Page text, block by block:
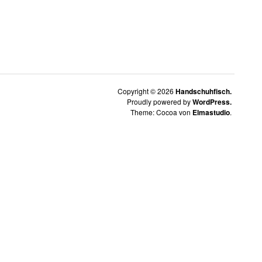
Copyright © 2026 Handschuhfisch.
Proudly powered byWordPress.
Theme: Cocoa von Elmastudio.